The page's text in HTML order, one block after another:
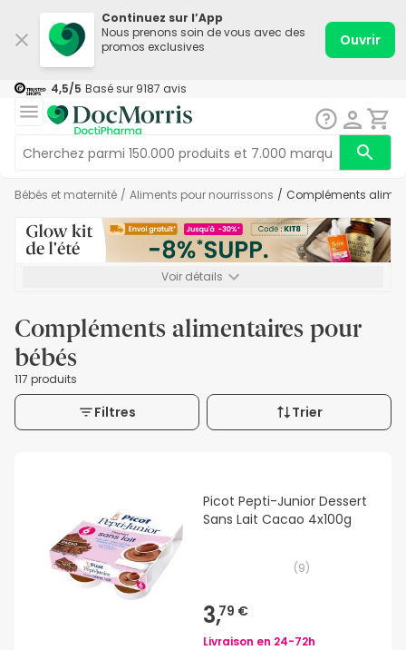
Continuez sur l’App
Nous prenons soin de vous avec des
promos exclusives
Ouvrir
4,5/5 Basé sur 9187 avis
Bébés et maternité / Aliments pour nourrissons / Compléments
Voir détails
Compléments alimentaires pour
bébés
117 produits
Filtres Trier
Picot Pepti-Junior Dessert
Sans Lait Cacao 4x100g
(9)
3,79 €
Livraison en 24-72h